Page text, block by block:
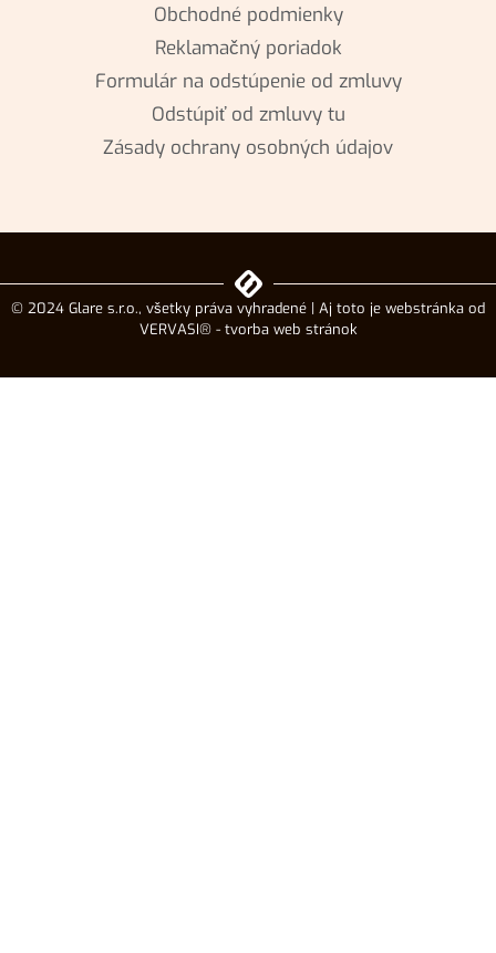
Obchodné podmienky
Reklamačný poriadok
Formulár na odstúpenie od zmluvy
Odstúpiť od zmluvy tu
Zásady ochrany osobných údajov
© 2024 Glare s.r.o., všetky práva vyhradené | Aj toto je webstránka od
VERVASI® - tvorba web stránok